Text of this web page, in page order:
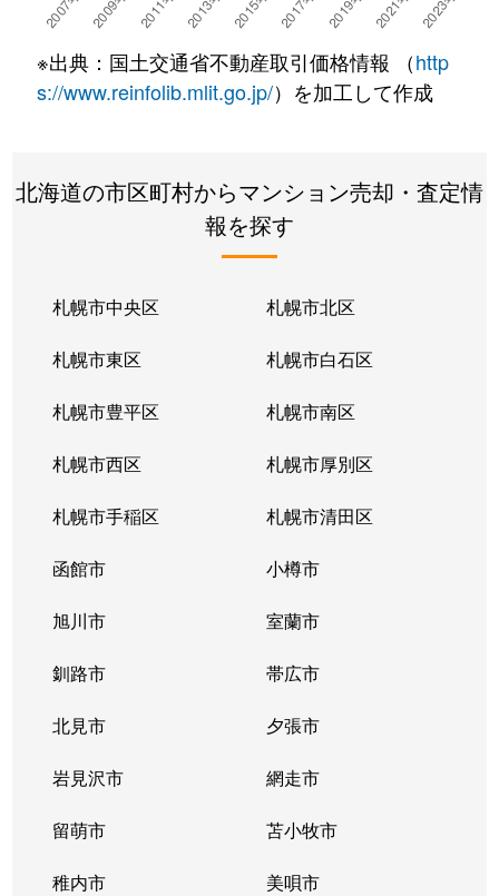
湯川町 780万円 湯の川温泉
徒歩4
湯浜町
450万円 函館アリーナ前
徒歩15
若松町
630万円 函館駅前 徒歩6
※出典：国土交通省不動産取引価格情報 （http
s://www.reinfolib.mlit.go.jp/）を加工して作成
北海道の市区町村からマンション売却・査定情
報を探す
札幌市中央区 札幌市北区
札幌市東区 札幌市白石区
札幌市豊平区 札幌市南区
札幌市西区 札幌市厚別区
札幌市手稲区 札幌市清田区
函館市 小樽市
旭川市 室蘭市
釧路市 帯広市
北見市 夕張市
岩見沢市 網走市
留萌市 苫小牧市
稚内市 美唄市